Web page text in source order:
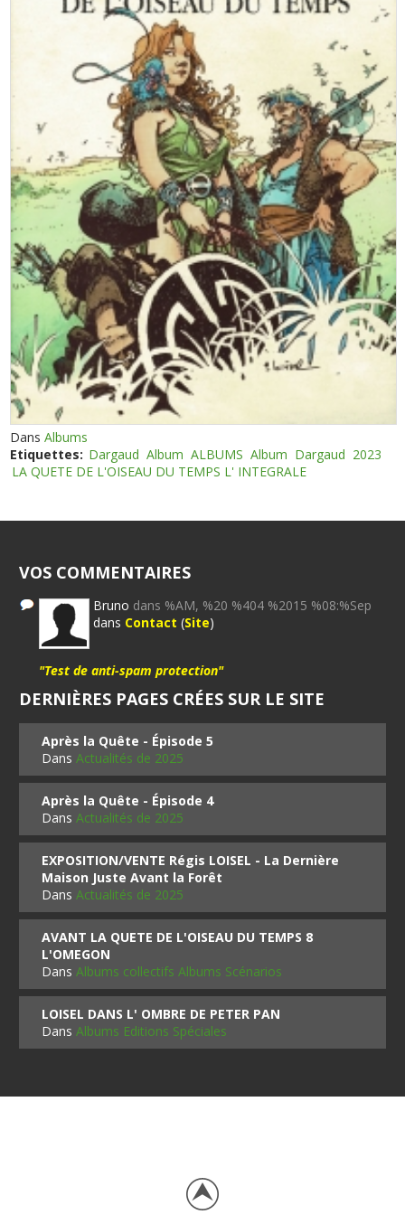
DansAlbums
Etiquettes: Dargaud Album ALBUMS Album Dargaud 2023
LA QUETE DE L'OISEAU DU TEMPS L' INTEGRALE
VOS COMMENTAIRES
Bruno dans %AM, %20 %404 %2015 %08:%Sep
dans Contact (Site)
"Test de anti-spam protection"
DERNIÈRES PAGES CRÉES SUR LE SITE
Après la Quête - Épisode 5
DansActualités de 2025
Après la Quête - Épisode 4
DansActualités de 2025
EXPOSITION/VENTE Régis LOISEL - La Dernière
Maison Juste Avant la Forêt
DansActualités de 2025
AVANT LA QUETE DE L'OISEAU DU TEMPS 8
L'OMEGON
DansAlbums collectifs Albums Scénarios
LOISEL DANS L' OMBRE DE PETER PAN
DansAlbums Editions Spéciales